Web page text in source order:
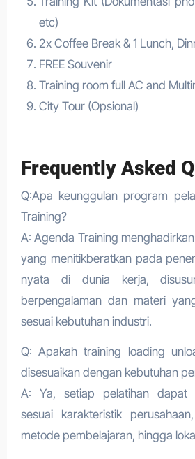
etc)
2x Coffee Break & 1 Lunch,
FREE Souvenir
Training room full AC and
City Tour (Opsional)
Frequently Asked
Q:Apa keunggulan program
Training?
A: Agenda Training
yang menitikberatkan pada
nyata di dunia kerja,
berpengalaman dan materi
sesuai kebutuhan industri.
Q: Apakah training loading
disesuaikan dengan kebutuhan
A: Ya, setiap pelatihan dapat
sesuai karakteristik
metode pembelajaran, hingga